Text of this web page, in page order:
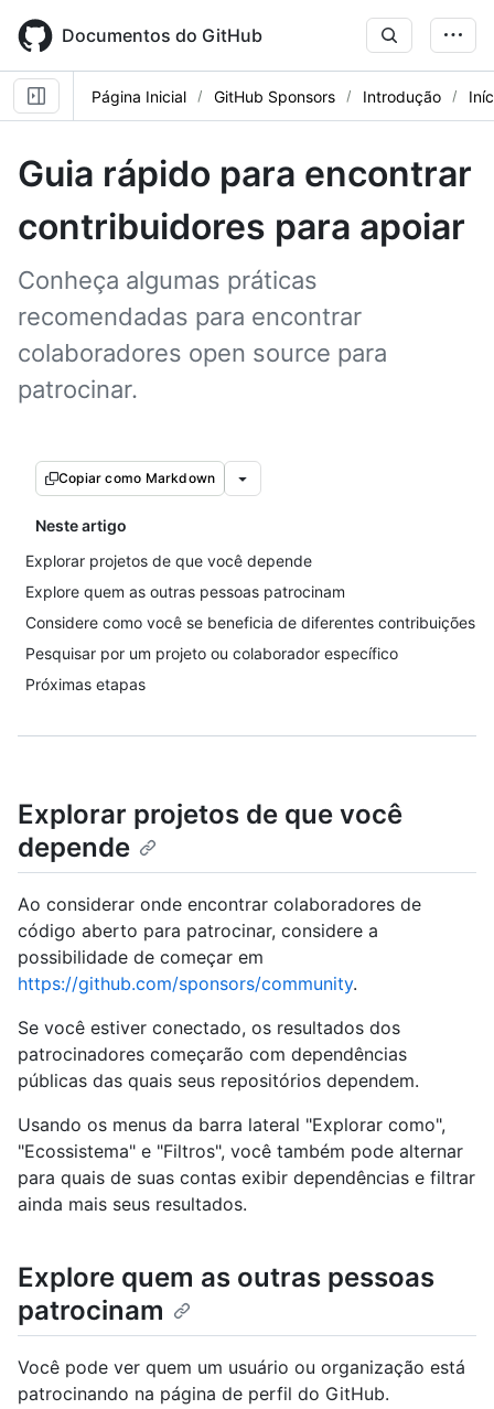
main
content
Documentos do GitHub
Página Inicial GitHub Sponsors Introdução
Guia rápido para encontrar
contribuidores para apoiar
Conheça algumas práticas
recomendadas para encontrar
colaboradores open source para
patrocinar.
Copiar como Markdown
Neste artigo
Explorar projetos de que você depende
Explore quem as outras pessoas patrocinam
Considere como você se beneficia de diferentes contribuições
Pesquisar por um projeto ou colaborador específico
Próximas etapas
Explorar projetos de que você
depende
Ao considerar onde encontrar colaboradores de
código aberto para patrocinar, considere a
possibilidade de começar em
https://github.com/sponsors/community.
Se você estiver conectado, os resultados dos
patrocinadores começarão com dependências
públicas das quais seus repositórios dependem.
Usando os menus da barra lateral "Explorar como",
"Ecossistema" e "Filtros", você também pode alternar
para quais de suas contas exibir dependências e filtrar
ainda mais seus resultados.
Explore quem as outras pessoas
patrocinam
Você pode ver quem um usuário ou organização está
patrocinando na página de perfil do GitHub.